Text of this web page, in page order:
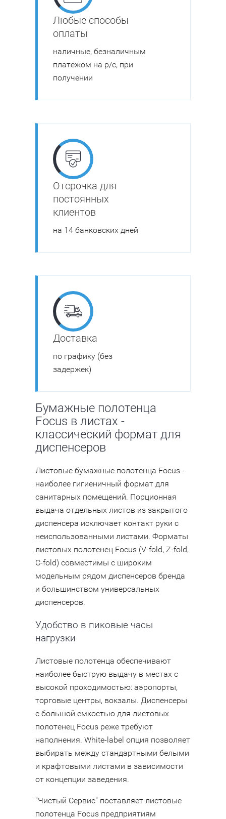
Любые способы
оплаты
наличные, безналичным
платежом на р/с, при
получении
Отсрочка для
постоянных
клиентов
на 14 банковских дней
Доставка
по графику (без
задержек)
Бумажные полотенца
Focus в листах -
классический формат для
диспенсеров
Листовые бумажные полотенца Focus -
наиболее гигиеничный формат для
санитарных помещений. Порционная
выдача отдельных листов из закрытого
диспенсера исключает контакт руки с
неиспользованными листами. Форматы
листовых полотенец Focus (V-fold, Z-fold,
C-fold) совместимы с широким
модельным рядом диспенсеров бренда
и большинством универсальных
диспенсеров.
Удобство в пиковые часы
нагрузки
Листовые полотенца обеспечивают
наиболее быструю выдачу в местах с
высокой проходимостью: аэропорты,
торговые центры, вокзалы. Диспенсеры
с большой емкостью для листовых
полотенец Focus реже требуют
наполнения. White-label опция позволяет
выбирать между стандартными белыми
и крафтовыми листами в зависимости
от концепции заведения.
"Чистый Сервис" поставляет листовые
полотенца Focus предприятиям